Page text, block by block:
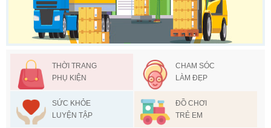
THỜI TRANG
PHỤ KIỆN
CHAM SÓC
LÀM ĐẸP
SỨC KHỎE
LUYỆN TẬP
ĐỒ CHƠI
TRẺ EM